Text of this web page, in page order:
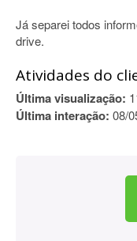
Já separei todos
drive.
Atividades do
Última visualização:
Última interação: 08/